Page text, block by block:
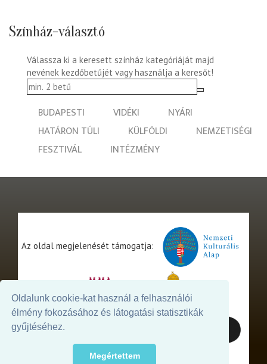
Oldalunk cookie-kat használ a felhasználói
élmény fokozásához és látogatási statisztikák
gyűjtéséhez.
Megértettem
Színház-választó
Válassza ki a keresett színház kategóriáját majd
nevének kezdőbetűjét vagy használja a keresőt!
BUDAPESTI VIDÉKI
NYÁRI
HATÁRON TÚLI
KÜLFÖLDI
NEMZETISÉGI
FESZTIVÁL
INTÉZMÉNY
Az oldal megjelenését támogatja: